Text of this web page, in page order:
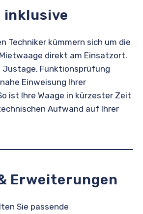
inklusive
Techniker kümmern sich um die
direkt am Einsatzort.
Justage, Funktionsprüfung
Einweisung Ihrer
ist Ihre Waage in kürzester Zeit
Aufwand auf Ihrer
Erweiterungen
Sie passende